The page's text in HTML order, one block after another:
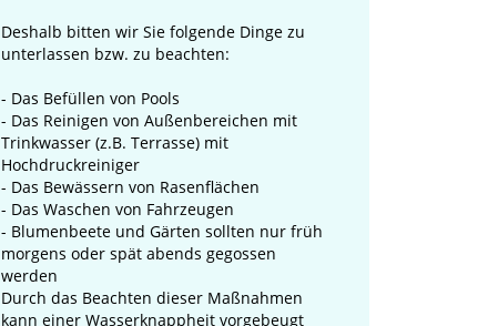
Deshalb bitten wir Sie folgende Dinge zu
unterlassen bzw. zu beachten:
- Das Befüllen von Pools
- Das Reinigen von Außenbereichen mit
Trinkwasser (z.B. Terrasse) mit
Hochdruckreiniger
- Das Bewässern von Rasenflächen
- Das Waschen von Fahrzeugen
- Blumenbeete und Gärten sollten nur früh
morgens oder spät abends gegossen
werden
Durch das Beachten dieser Maßnahmen
kann einer Wasserknappheit vorgebeugt